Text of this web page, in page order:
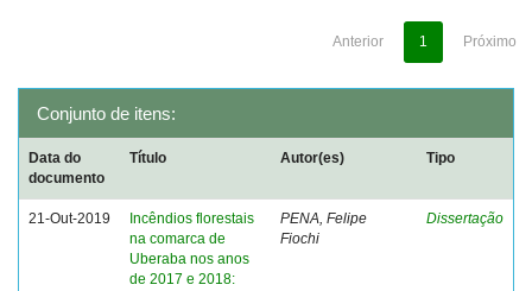
Anterior 1 Próximo
Conjunto de itens:
Data do
documento
Título Autor(es) Tipo
21-Out-2019
Incêndios florestais
na comarca de
Uberaba nos anos
de 2017 e 2018:
PENA, Felipe
Fiochi
Dissertação